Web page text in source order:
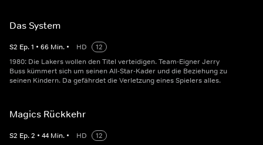
Das System
S2 Ep.1 • 66 Min. • HD
12
1980: Die Lakers wollen den Titel verteidigen. Team-Eigner Jerry
Buss kümmert sich um seinen All-Star-Kader und die Beziehung zu
seinen Kindern. Da gefährdet die Verletzung eines Spielers alles.
Magics Rückkehr
S2 Ep.2 • 44 Min. • HD
12